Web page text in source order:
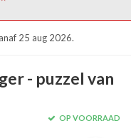
25 aug 2026.
- puzzel van
OP VOORRAAD